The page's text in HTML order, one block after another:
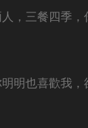
，三餐四季，
明也喜歡我